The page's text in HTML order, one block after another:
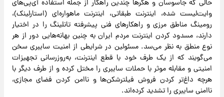
حالی که جاسوسان و هکر‌ها چندین راهکار از جمله استفاده آی‌پی‌های
وایت‌لیست شده، اینترنت طبقاتی، اینترنت ماهواره‌ای (استارلینک)،
رومینگ مناطق مرزی و راهکارهای فنی پیشرفته تانلینگ را در اختیار
دارند، مسدود کردن اینترنت مردم ایران به چنین بهانه‌هایی دور از هر
نوع منطق به نظر می‌سد. مسئولین در شرایطی از امنیت سایبری سخن
می‌گویند که از یک طرف خود با قطع اینترنت، به‌روزرسانی تجهیزات
امنیتی و مقابله موثر با حملات سایبری را مختل کرده و از طرف دیگر با
هرچه داغ‌تر کردن فروش فیلترشکن‌ها و ناامن کردن فضای مجازی،
ناامنی سایبری را تشدید کرد‌ه‌اند.